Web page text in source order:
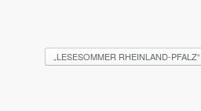
„LESESOMMER RHEINLAND-PFALZ“